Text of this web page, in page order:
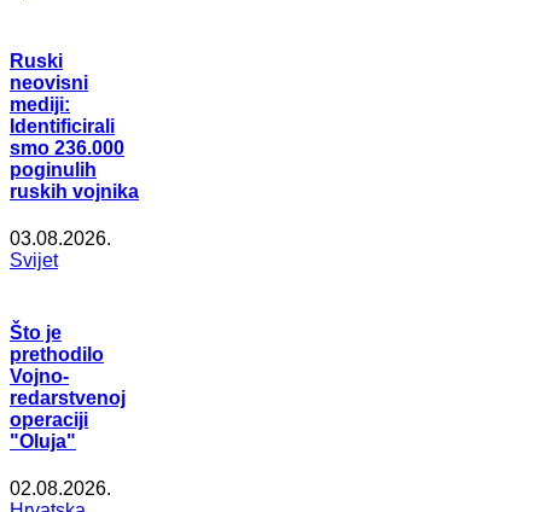
Ruski
neovisni
mediji:
Identificirali
smo 236.000
poginulih
ruskih vojnika
03.08.2026.
Svijet
Što je
prethodilo
Vojno-
redarstvenoj
operaciji
"Oluja"
02.08.2026.